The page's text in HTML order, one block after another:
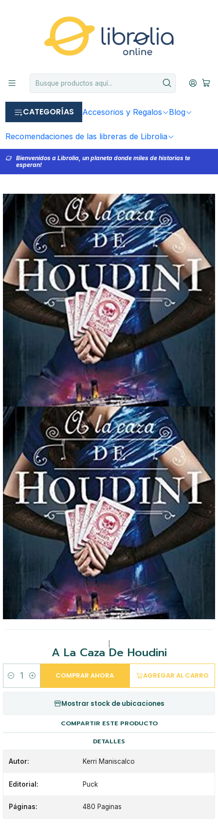
CATEGORÍAS Accesorios y Regalos Blog
Recomendaciones de las libreras de Librolia
Bienvenidos a Librolia, un planeta donde miles de historias te
esperan!
A La Caza De Houdini
Cantidad
AGREGAR AL CARRO
COMPRAR AHORA
Mostrar stock de ubicaciones
COMPARTIR ESTE PRODUCTO
DETALLES
Autor: Kerri Maniscalco
Editorial: Puck
Páginas: 480 Paginas